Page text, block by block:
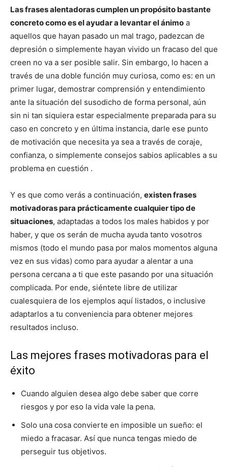
Las frases alentadoras cumplen un propósito bastante
concreto como es el ayudar a levantar el ánimo a
aquellos que hayan pasado un mal trago, padezcan de
depresión o simplemente hayan vivido un fracaso del que
creen no va a ser posible salir. Sin embargo, lo hacen a
través de una doble función muy curiosa, como es: en un
primer lugar, demostrar comprensión y entendimiento
ante la situación del susodicho de forma personal, aún
sin ni tan siquiera estar especialmente preparada para su
caso en concreto y en última instancia, darle ese punto
de motivación que necesita ya sea a través de coraje,
confianza, o simplemente consejos sabios aplicables a su
problema en cuestión .
Y es que como verás a continuación, existen frases
motivadoras para prácticamente cualquier tipo de
situaciones, adaptadas a todos los males habidos y por
haber, y que os serán de mucha ayuda tanto vosotros
mismos (todo el mundo pasa por malos momentos alguna
vez en sus vidas) como para ayudar a alentar a una
persona cercana a ti que este pasando por una situación
complicada. Por ende, siéntete libre de utilizar
cualesquiera de los ejemplos aquí listados, o inclusive
adaptarlos a tu conveniencia para obtener mejores
resultados incluso.
Las mejores frases motivadoras para el
éxito
Cuando alguien desea algo debe saber que corre
riesgos y por eso la vida vale la pena.
Solo una cosa convierte en imposible un sueño: el
miedo a fracasar. Así que nunca tengas miedo de
perseguir tus objetivos.